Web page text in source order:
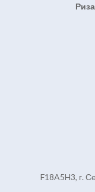
F18A5H3, г.